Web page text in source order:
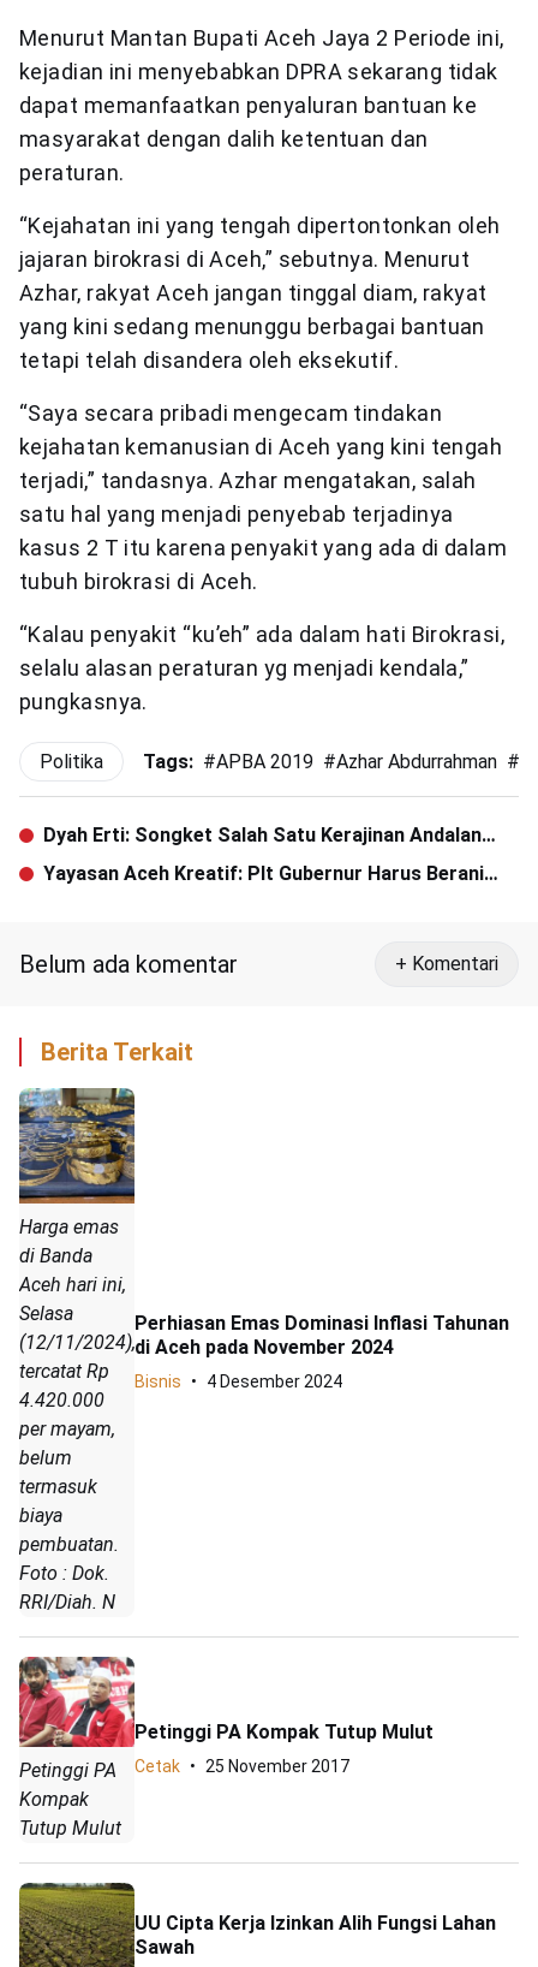
Menurut Mantan Bupati Aceh Jaya 2 Periode ini,
kejadian ini menyebabkan DPRA sekarang tidak
dapat memanfaatkan penyaluran bantuan ke
masyarakat dengan dalih ketentuan dan
peraturan.
“Kejahatan ini yang tengah dipertontonkan oleh
jajaran birokrasi di Aceh,” sebutnya. Menurut
Azhar, rakyat Aceh jangan tinggal diam, rakyat
yang kini sedang menunggu berbagai bantuan
tetapi telah disandera oleh eksekutif.
“Saya secara pribadi mengecam tindakan
kejahatan kemanusian di Aceh yang kini tengah
terjadi,” tandasnya. Azhar mengatakan, salah
satu hal yang menjadi penyebab terjadinya
kasus 2 T itu karena penyakit yang ada di dalam
tubuh birokrasi di Aceh.
“Kalau penyakit “ku’eh” ada dalam hati Birokrasi,
selalu alasan peraturan yg menjadi kendala,”
pungkasnya.
Politika Tags: #APBA 2019 #Azhar Abdurrahman #
Dyah Erti: Songket Salah Satu Kerajinan Andalan
Aceh
Yayasan Aceh Kreatif: Plt Gubernur Harus Berani
Belum ada komentar + Komentari
Berita Terkait
Harga emas
di Banda
Aceh hari ini,
Selasa
(12/11/2024),
tercatat Rp
4.420.000
per mayam,
belum
termasuk
biaya
pembuatan.
Foto : Dok.
RRI/Diah. N
Perhiasan Emas Dominasi Inflasi Tahunan
di Aceh pada November 2024
Bisnis 4 Desember 2024
Petinggi PA
Kompak
Tutup Mulut
Petinggi PA Kompak Tutup Mulut
Cetak 25 November 2017
UU Cipta Kerja Izinkan Alih Fungsi Lahan
Sawah